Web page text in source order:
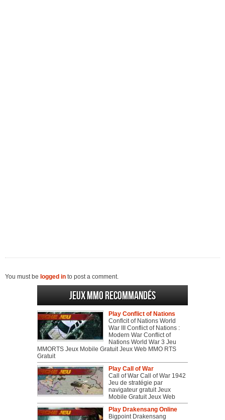
You must be logged in to post a comment.
Jeux MMO recommandés
Play Conflict of Nations
Conflcit of Nations World
War III Conflict of Nations :
Modern War Conflict of
Nations World War 3 Jeu
MMORTS Jeux Mobile Gratuit Jeux Web MMO RTS
Gratuit
Play Call of War
Call of War Call of War 1942
Jeu de stratégie par
navigateur gratuit Jeux
Mobile Gratuit Jeux Web
Play Drakensang Online
Bigpoint Drakensang